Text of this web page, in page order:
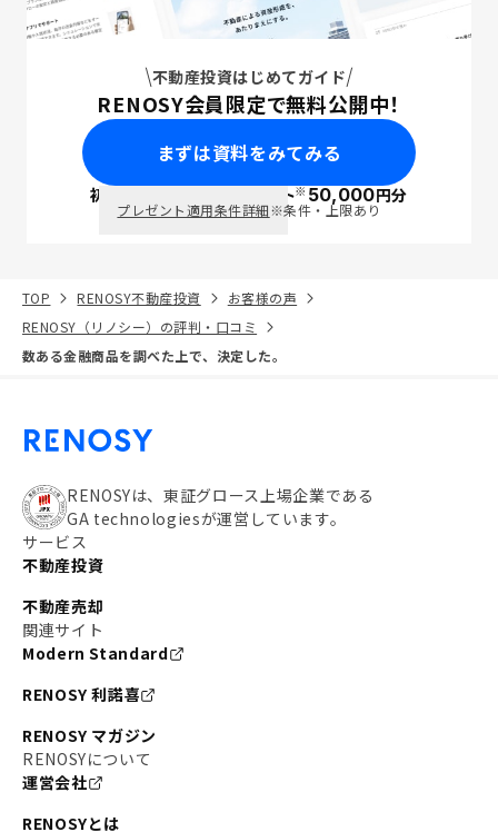
不動産投資はじめてガイド
RENOSY会員限定で無料公開中！
まずは資料をみてみる
初回面談で ポイント※50,000円分
プレゼント適用条件詳細※条件・上限あり
TOP RENOSY不動産投資
お客様の声
RENOSY（リノシー）の評判・口コミ
数ある金融商品を調べた上で、決定した。
RENOSYは、東証グロース上場企業である
GA technologiesが運営しています。
サービス
不動産投資
不動産売却
関連サイト
Modern Standard
RENOSY 利諾喜
RENOSY マガジン
RENOSYについて
運営会社
RENOSYとは